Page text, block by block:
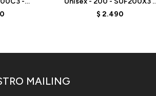
ELD
$ 2.490
MAILING